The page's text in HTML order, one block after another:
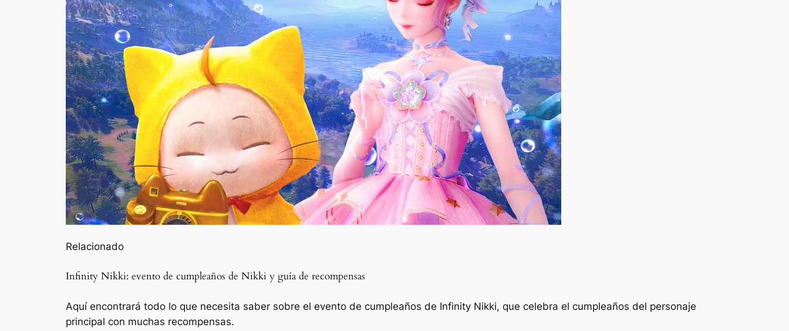
Relacionado
Infinity Nikki: evento de cumpleaños de Nikki y guía de recompensas
Aquí encontrará todo lo que necesita saber sobre el evento de cumpleaños de Infinity Nikki, que celebra el cumpleaños del personaje
principal con muchas recompensas.